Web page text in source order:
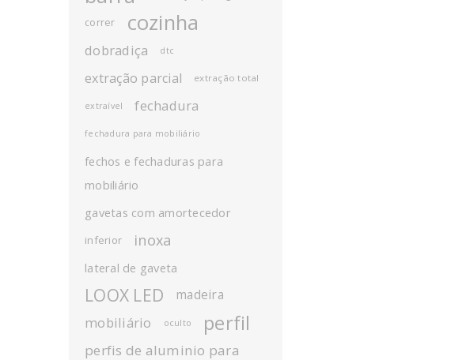
correr cozinha
dobradiça dtc
extração parcial extração total
extraível fechadura
fechadura para mobiliário
fechos e fechaduras para
mobiliário
gavetas com amortecedor
inferior inoxa
lateral de gaveta
LOOX LED madeira
mobiliário oculto perfil
perfis de aluminio para